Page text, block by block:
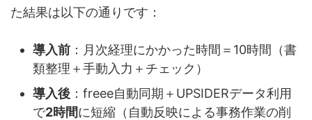
た結果は以下の通りです：
導入前 ：月次経理にかかった時間＝10時間（書
類整理＋手動入力＋チェック）
導入後 ：freee自動同期＋UPSIDERデータ利用
で2時間に短縮（自動反映による事務作業の削